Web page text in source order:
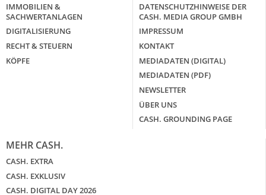
IMMOBILIEN &
SACHWERTANLAGEN
DIGITALISIERUNG
RECHT & STEUERN
KÖPFE
DATENSCHUTZHINWEISE DER
CASH. MEDIA GROUP GMBH
IMPRESSUM
KONTAKT
MEDIADATEN (DIGITAL)
MEDIADATEN (PDF)
NEWSLETTER
ÜBER UNS
CASH. GROUNDING PAGE
MEHR CASH.
CASH. EXTRA
CASH. EXKLUSIV
CASH. DIGITAL DAY 2026